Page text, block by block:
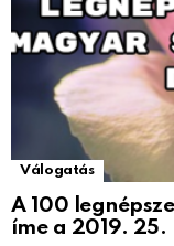
Válogatás
A 100
íme a 2019.